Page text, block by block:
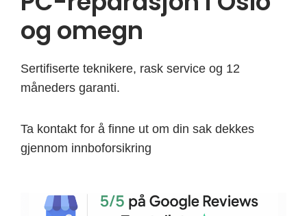
og omegn
Sertifiserte teknikere, rask service og 12
måneders garanti.
Ta kontakt for å finne ut om din sak dekkes
gjennom innboforsikring